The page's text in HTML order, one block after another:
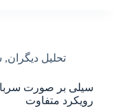
تحلیل دیگران,
سیلی بر صورت
رویکرد متفاوت